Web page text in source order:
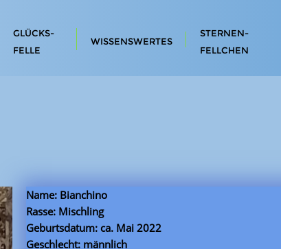
GLÜCKS-
FELLE
WISSENSWERTES
STERNEN-
FELLCHEN
Name: Bianchino
Rasse: Mischling
Geburtsdatum: ca. Mai 2022
Geschlecht: männlich